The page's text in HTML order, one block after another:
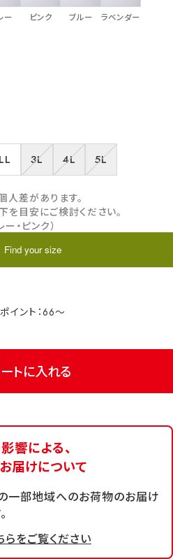
ー ピンク ブルー ラベンダー
LL 3L 4L 5L
66
トに入れる
人差があります。
目安にご検討ください。
・ピンク）
Find your size
響による、
届けについて
一部地域へのお荷物のお届け
らをご覧ください